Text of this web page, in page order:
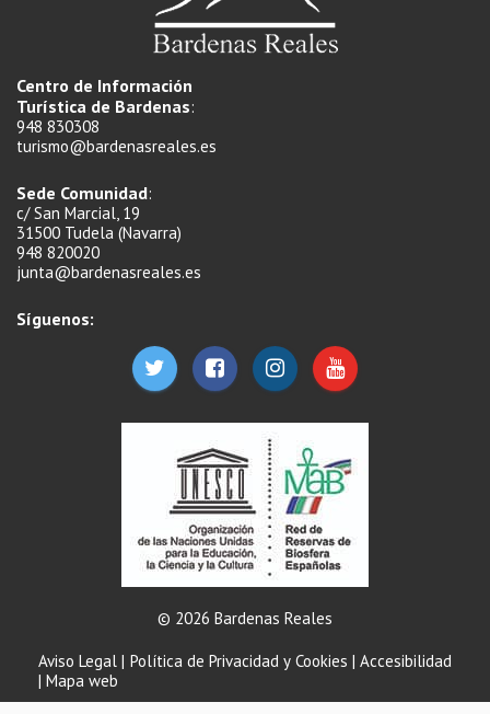
Centro de Información
Turística de Bardenas:
948 830308
turismo@bardenasreales.es
Sede Comunidad:
c/ San Marcial, 19
31500 Tudela (Navarra)
948 820020
junta@bardenasreales.es
Síguenos:
© 2026 Bardenas Reales
Aviso Legal | Política de Privacidad y Cookies | Accesibilidad
| Mapa web